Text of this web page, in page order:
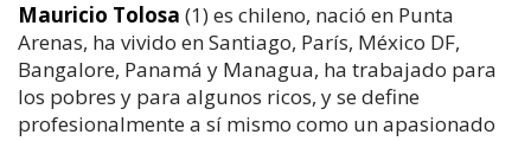
Mauricio Tolosa (1) es chileno, nació en Punta
Arenas, ha vivido en Santiago, París, México DF,
Bangalore, Panamá y Managua, ha trabajado para
los pobres y para algunos ricos, y se define
profesionalmente a sí mismo como un apasionado